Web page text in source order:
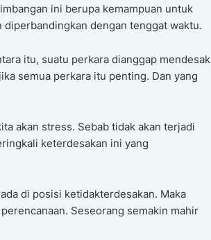
ini berupa kemampuan untuk
dengan tenggat waktu.
itu, suatu perkara dianggap mendesak
semua perkara itu penting. Dan yang
akan stress. Sebab tidak akan terjadi
keterdesakan ini yang
di posisi ketidakterdesakan. Maka
Seseorang semakin mahir